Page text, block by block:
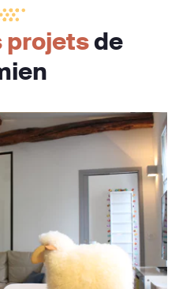
projetsde